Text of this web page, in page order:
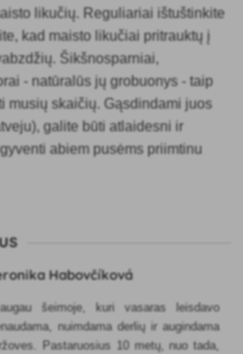
likučių. Reguliariai ištuštinkite
kad maisto likučiai pritrauktų į
Šikšnosparniai,
- natūralūs jų grobuonys - taip
musių skaičių. Gąsdindami juos
galite būti atlaidesni ir
abiem pusėms priimtinu
Habovčíková
šeimoje, kuri vasaras leisdavo
nuimdama derlių ir augindama
Pastaruosius 10 metų, nuo tada,